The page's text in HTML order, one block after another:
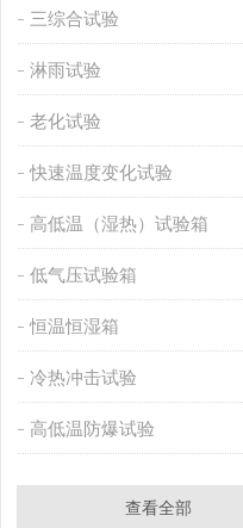
三综合试验
淋雨试验
老化试验
快速温度变化试验
高低温（湿热）试验箱
低气压试验箱
恒温恒湿箱
冷热冲击试验
高低温防爆试验
查看全部